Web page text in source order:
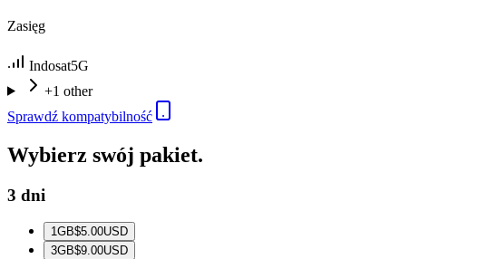
Zasięg
Indosat5G
+1 other
Sprawdź kompatybilność
Wybierz swój pakiet.
3 dni
1GB$5.00USD
3GB$9.00USD